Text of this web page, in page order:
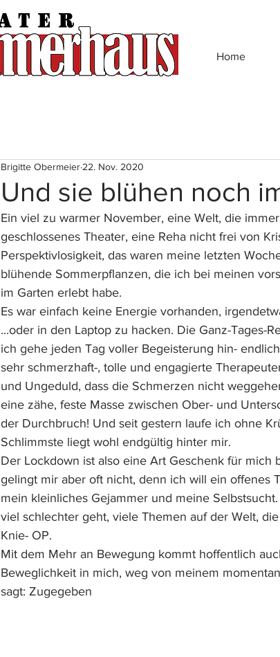
Home
Und sie blühen noch
Brigitte Obermeier 22. Nov. 2020
Ein viel zu warmer November, eine Welt, die
geschlossenes Theater, eine Reha nicht frei von
Perspektivlosigkeit, das waren meine letzten
blühende Sommerpflanzen, die ich bei meinen
im Garten erlebt habe.
Es war einfach keine Energie vorhanden,
...oder in den Laptop zu hacken. Die Ganz-Tages-
ich gehe jeden Tag voller Begeisterung hin-
sehr schmerzhaft-, tolle und engagierte
und Ungeduld, dass die Schmerzen nicht
eine zähe, feste Masse zwischen Ober- und
der Durchbruch! Und seit gestern laufe ich ohne
Schlimmste liegt wohl endgültig hinter mir.
Der Lockdown ist also eine Art Geschenk für mich
gelingt mir aber oft nicht, denn ich will ein offenes
mein kleinliches Gejammer und meine
viel schlechter geht, viele Themen auf der Welt,
Knie- OP.
Mit dem Mehr an Bewegung kommt hoffentlich
Beweglichkeit in mich, weg von meinem
sagt: Zugegeben